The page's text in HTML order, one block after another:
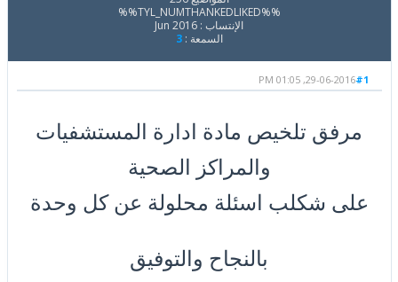
%%TYL_NUMTHANKEDLIKED%%
الإنتساب : Jun 2016
السمعة :3
#1
29-06-2016, 01:05 PM
مرفق تلخيص مادة ادارة المستشفيات
والمراكز الصحية
على شكلب اسئلة محلولة عن كل وحدة
بالنجاح والتوفيق